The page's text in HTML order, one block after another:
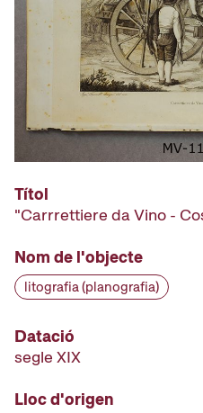
Títol
"Carrrettiere da Vino -
Nom de l'objecte
litografia (planografia)
Datació
segle XIX
Lloc d'origen